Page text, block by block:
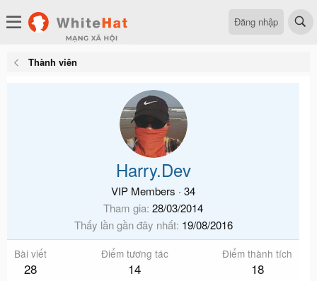
Đăng nhập
Thành viên
Harry.Dev
VIP Members · 34
Tham gia 28/03/2014
Thấy lần gần đây nhất 19/08/2016
Bài viết
28
Điểm tương tác
14
Điểm thành tích
18